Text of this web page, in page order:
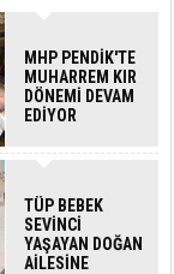
MHP PENDİK'TE
MUHARREM KIR
DÖNEMİ DEVAM
EDİYOR
TÜP BEBEK
SEVİNCİ
YAŞAYAN DOĞAN
AİLESİNE